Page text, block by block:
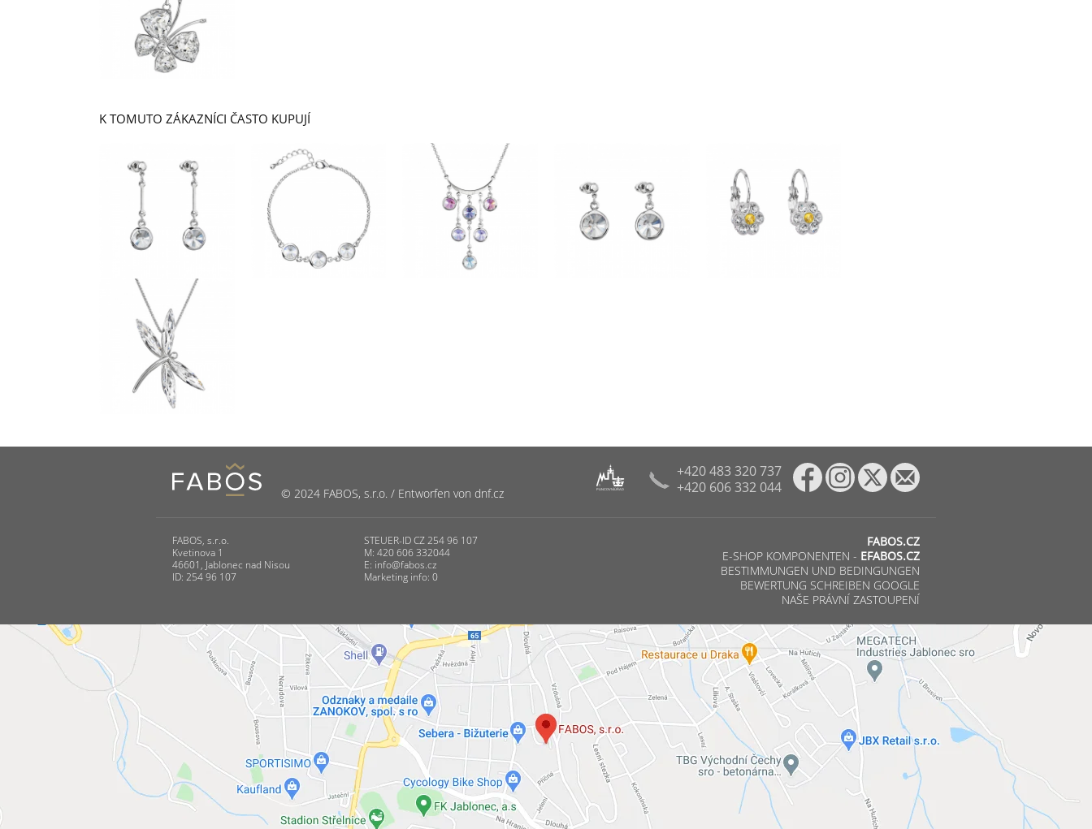
K TOMUTO ZÁKAZNÍCI ČASTO KUPUJÍ
© 2024 FABOS, s.r.o. / Entworfen von dnf.cz PUNCOVNÍ ÚŘAD
+420 483 320 737
+420 606 332 044
FABOS, s.r.o.
Kvetinova 1
46601, Jablonec nad Nisou
ID: 254 96 107
STEUER-ID CZ 254 96 107
M: 420 606 332044
E: info@fabos.cz
Marketing info: 0
FABOS.CZ
E-SHOP KOMPONENTEN - EFABOS.CZ
BESTIMMUNGEN UND BEDINGUNGEN
BEWERTUNG SCHREIBEN GOOGLE
NAŠE PRÁVNÍ ZASTOUPENÍ